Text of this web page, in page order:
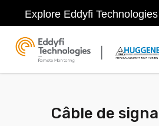
Explore Eddyfi
Câble de